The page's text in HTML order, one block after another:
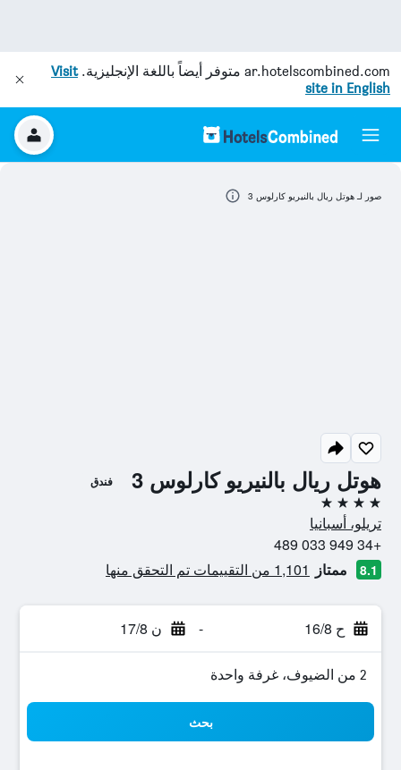
ar.hotelscombined.com متوفر أيضاً باللغة الإنجليزية.Visit
site in English
هوتل ريال بالنيريو كارلوس 3 فندق
4 نجوم
تريلو، أسبانيا
+34 949 033 489
8.1 ممتاز 1,101 من التقييمات تم التحقق منها
ح 16/8 - ن 17/8
2 من الضيوف، غرفة واحدة
بحث
صور لـ هوتل ريال بالنيريو كارلوس 3